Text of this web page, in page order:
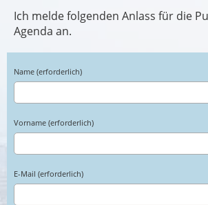
Ich melde folgenden Anlass für die
Agenda an.
Name (erforderlich)
Vorname (erforderlich)
E-Mail (erforderlich)